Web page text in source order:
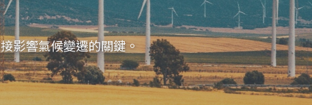
影響氣候變遷的關鍵。